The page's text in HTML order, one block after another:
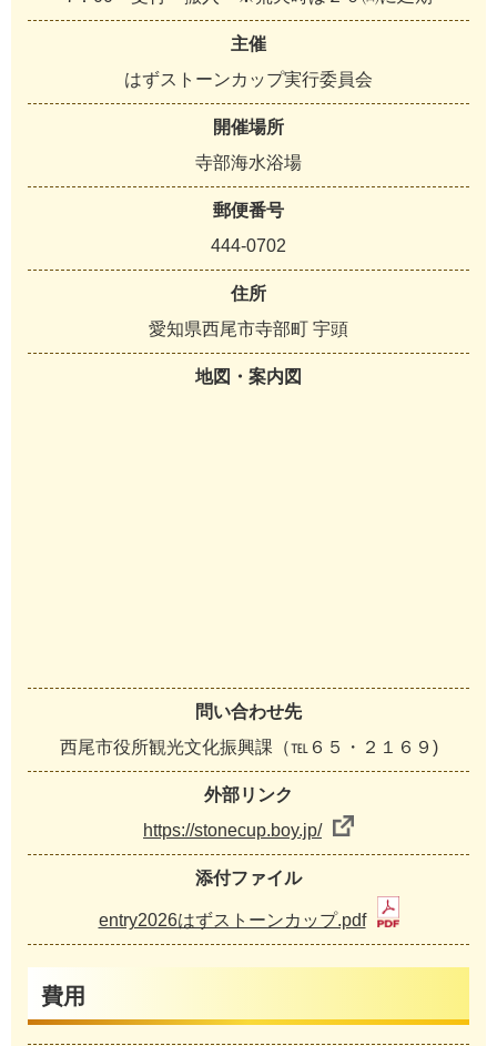
主催
はずストーンカップ実行委員会
開催場所
寺部海水浴場
郵便番号
444-0702
住所
愛知県西尾市寺部町 宇頭
地図・案内図
問い合わせ先
西尾市役所観光文化振興課（℡６５・２１６９)
外部リンク
https://stonecup.boy.jp/
添付ファイル
entry2026はずストーンカップ.pdf
費用